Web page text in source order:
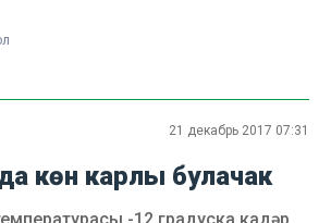
21 декабрь 2017 07:31
көн карлы булачак
-12 градуска кадәр